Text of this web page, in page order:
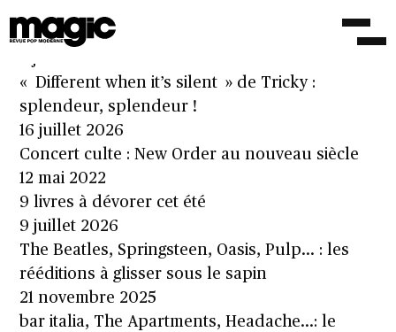
Matthieu Chauveau
« Different when it’s silent » de Tricky :
splendeur, splendeur !
16 juillet 2026
Concert culte : New Order au nouveau siècle
12 mai 2022
9 livres à dévorer cet été
9 juillet 2026
The Beatles, Springsteen, Oasis, Pulp… : les
rééditions à glisser sous le sapin
21 novembre 2025
bar italia, The Apartments, Headache…: le